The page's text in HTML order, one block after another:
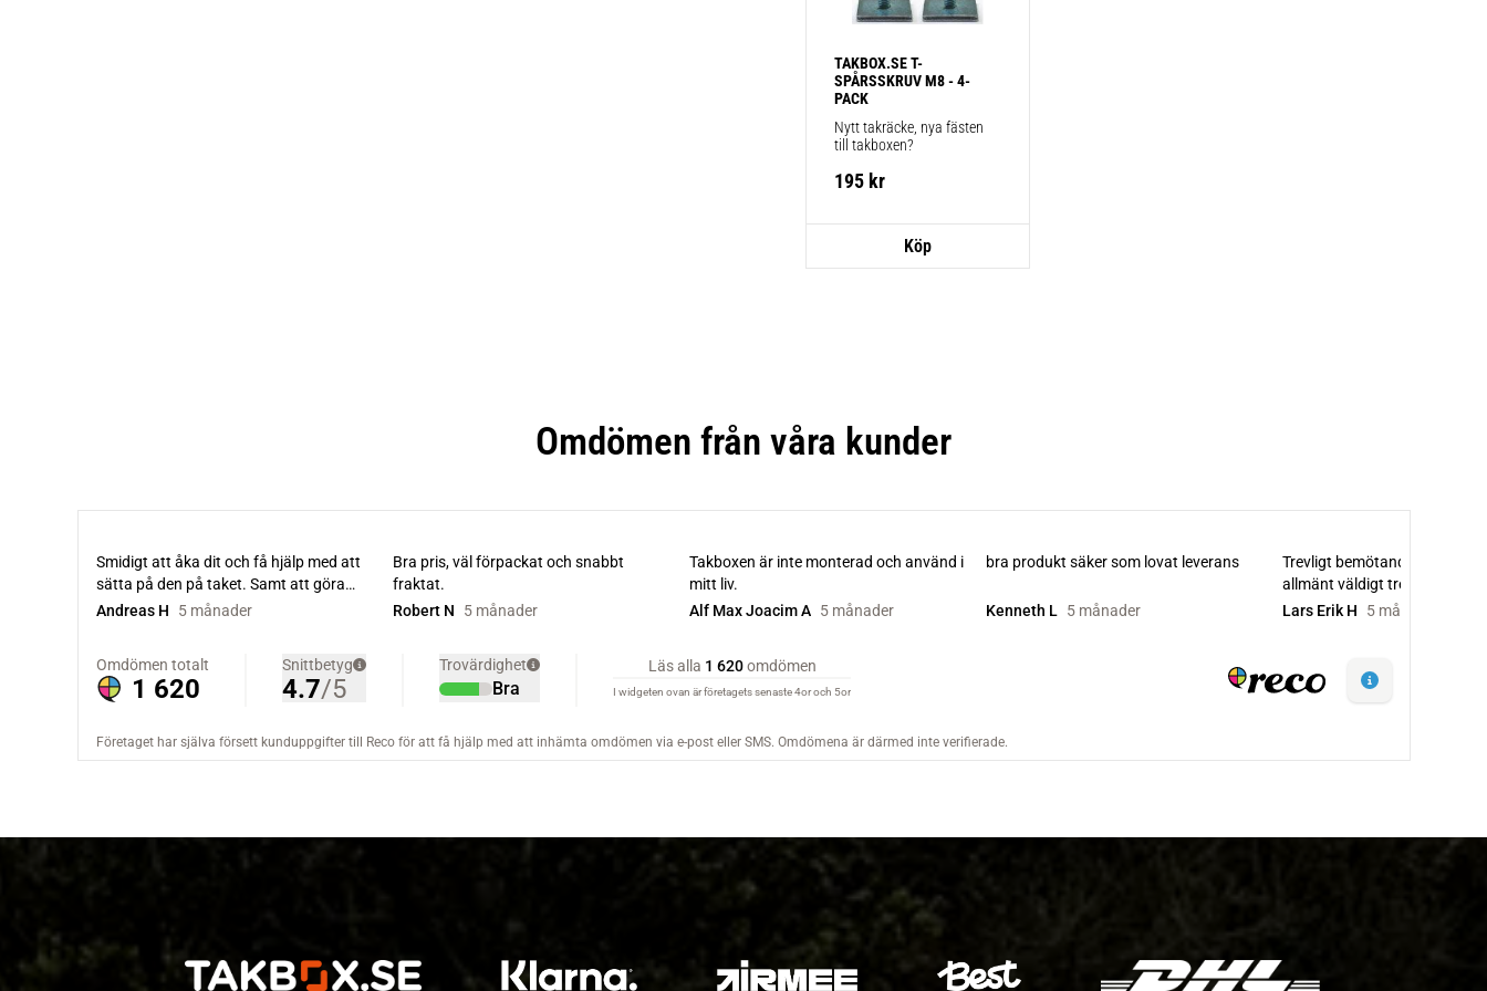
TAKBOX.SE T-
SPÅRSSKRUV M8 - 4-
PACK
Nytt takräcke, nya fästen
till takboxen?
195 kr